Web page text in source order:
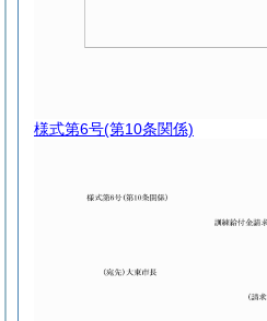
様式第6号(第10条関係)